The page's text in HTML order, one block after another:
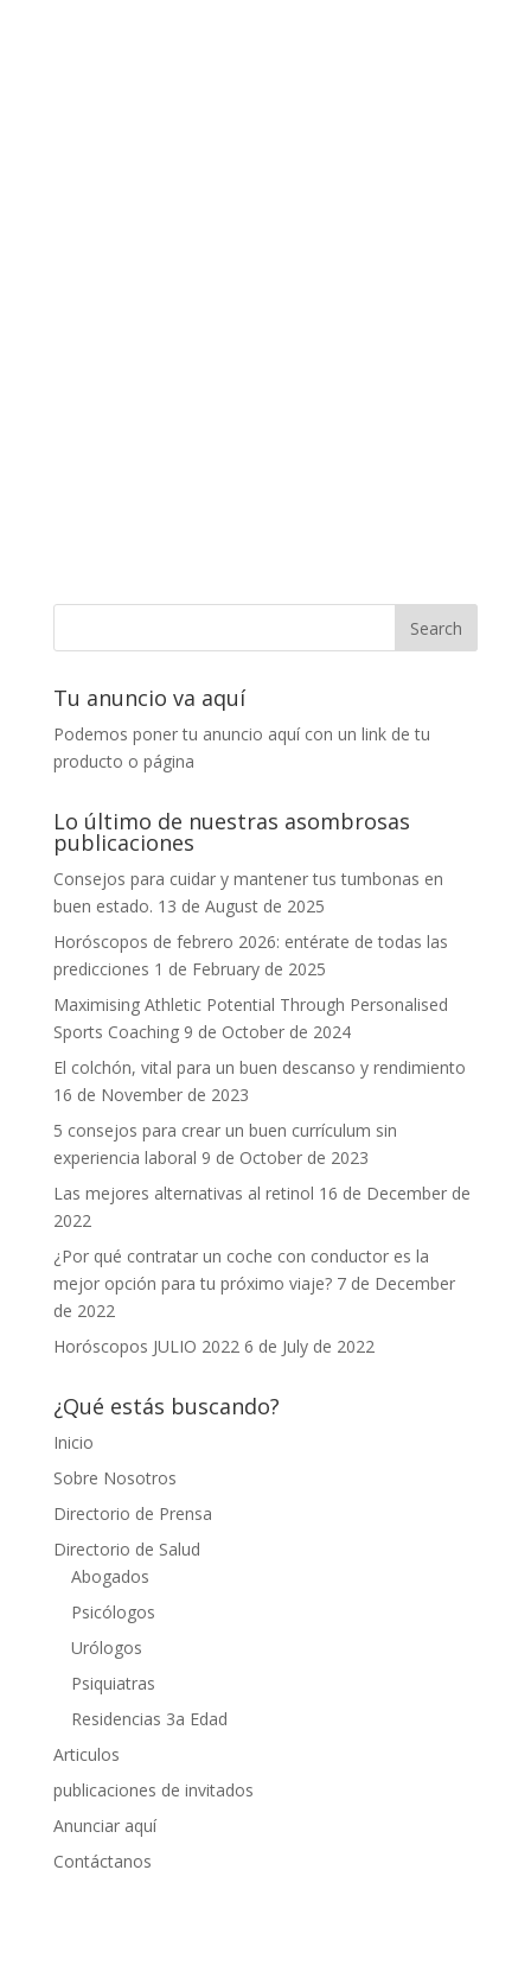
Tu anuncio va aquí
Podemos poner tu anuncio aquí con un link de tu
producto o página
Lo último de nuestras asombrosas
publicaciones
Consejos para cuidar y mantener tus tumbonas en
buen estado. 13 de August de 2025
Horóscopos de febrero 2026: entérate de todas las
predicciones 1 de February de 2025
Maximising Athletic Potential Through Personalised
Sports Coaching 9 de October de 2024
El colchón, vital para un buen descanso y rendimiento
16 de November de 2023
5 consejos para crear un buen currículum sin
experiencia laboral 9 de October de 2023
Las mejores alternativas al retinol 16 de December de
2022
¿Por qué contratar un coche con conductor es la
mejor opción para tu próximo viaje? 7 de December
de 2022
Horóscopos JULIO 2022 6 de July de 2022
¿Qué estás buscando?
Inicio
Sobre Nosotros
Directorio de Prensa
Directorio de Salud
Abogados
Psicólogos
Urólogos
Psiquiatras
Residencias 3a Edad
Articulos
publicaciones de invitados
Anunciar aquí
Contáctanos